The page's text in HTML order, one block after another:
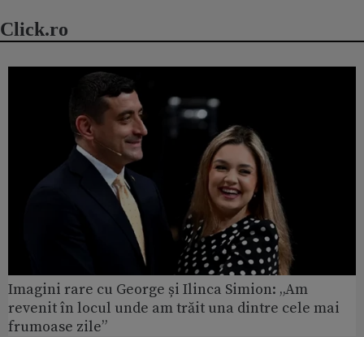
Click.ro
Imagini rare cu George și Ilinca Simion: „Am
revenit în locul unde am trăit una dintre cele mai
frumoase zile”